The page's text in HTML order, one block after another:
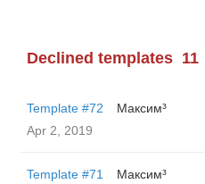
Declined templates 11
Template #72
Максим³
Apr 2, 2019
Template #71
Максим³